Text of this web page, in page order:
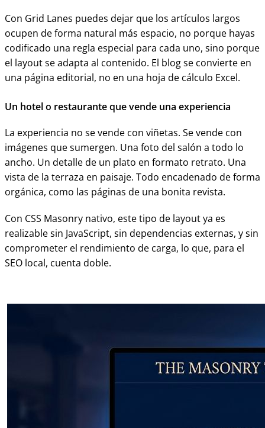
Con Grid Lanes puedes dejar que los artículos largos
ocupen de forma natural más espacio, no porque hayas
codificado una regla especial para cada uno, sino porque
el layout se adapta al contenido. El blog se convierte en
una página editorial, no en una hoja de cálculo Excel.
Un hotel o restaurante que vende una experiencia
La experiencia no se vende con viñetas. Se vende con
imágenes que sumergen. Una foto del salón a todo lo
ancho. Un detalle de un plato en formato retrato. Una
vista de la terraza en paisaje. Todo encadenado de forma
orgánica, como las páginas de una bonita revista.
Con CSS Masonry nativo, este tipo de layout ya es
realizable sin JavaScript, sin dependencias externas, y sin
comprometer el rendimiento de carga, lo que, para el
SEO local, cuenta doble.